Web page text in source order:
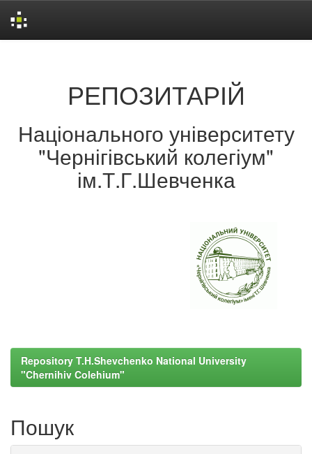
РЕПОЗИТАРІЙ
Національного університету
"Чернігівський колегіум"
ім.Т.Г.Шевченка
Repository T.H.Shevchenko National University
"Chernihiv Colehium"
Пошук